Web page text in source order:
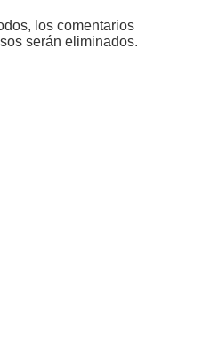
los comentarios
serán eliminados.